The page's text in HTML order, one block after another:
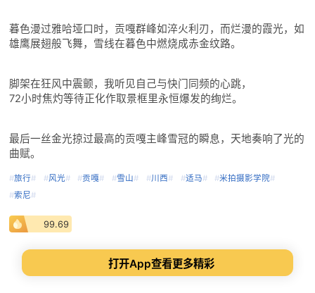
暮色漫过雅哈垭口时，贡嘎群峰如淬火利刃，而烂漫的霞光，如
雄鹰展翅般飞舞，雪线在暮色中燃烧成赤金纹路。
脚架在狂风中震颤，我听见自己与快门同频的心跳，
72小时焦灼等待正化作取景框里永恒爆发的绚烂。
最后一丝金光掠过最高的贡嘎主峰雪冠的瞬息，天地奏响了光的
曲赋。
#旅行# #风光# #贡嘎# #雪山# #川西# #适马# #米拍摄影学院#
#索尼#
99.69
打开App查看更多精彩